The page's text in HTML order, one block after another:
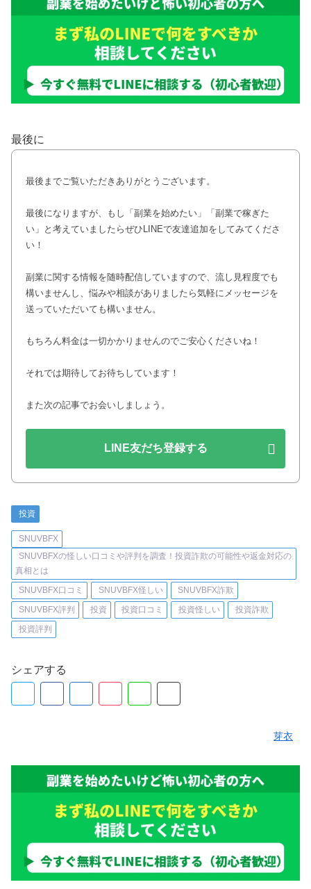
最後に
最後までご覧いただきありがとうございます。
最後になりますが、もし「副業を始めたい」「副業で稼ぎた
い」と考えていましたらぜひLINEで友達追加をしてみてくださ
い！
副業に関する情報を随時配信していますので、流し見程度でも
構いませんし、悩みや相談がありましたら気軽にメッセージを
送っていただいても構いません。
もちろん料金は一切かかりませんのでご安心くださいね！
それでは期待してお待ちしています！
また次の記事でお会いしましょう。
LINE友だち登録する
投資
SNUVBFX
SNUVBFXの怪しい口コミや評判を調査！投資詐欺の可能性や返金対応の
真相とは
SNUVBFX口コミ
SNUVBFX怪しい
SNUVBFX詐欺
SNUVBFX評判
投資 投資口コミ 投資怪しい
投資詐欺
投資評判
シェアする
芽衣